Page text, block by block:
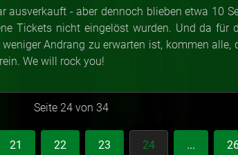
ausverkauft - aber dennoch blieben etwa 10
Tickets nicht eingelöst wurden. Und da für
Andrang zu erwarten ist, kommen alle,
We will rock you!
Seite 24 von 34
21 22 23 24 ...